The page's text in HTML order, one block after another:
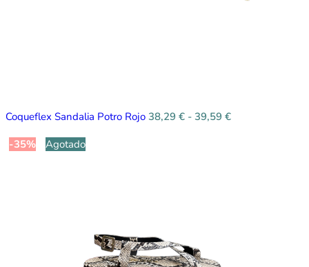
Coqueflex Sandalia Potro Rojo 38,29 € - 39,59 €
-35%
Agotado